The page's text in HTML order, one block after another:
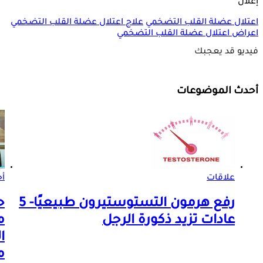
إعلان
اعتلال عضلة القلب التضخمي علاج اعتلال عضلة القلب التضخمي
اعراض اعتلال عضلة القلب التضخمي
فيديو قد يعجبك
أحدث الموضوعات
علاقات
رفع هرمون التستوستيرون طبيعيًا- 5
عادات تزيد ذكورة الرجل